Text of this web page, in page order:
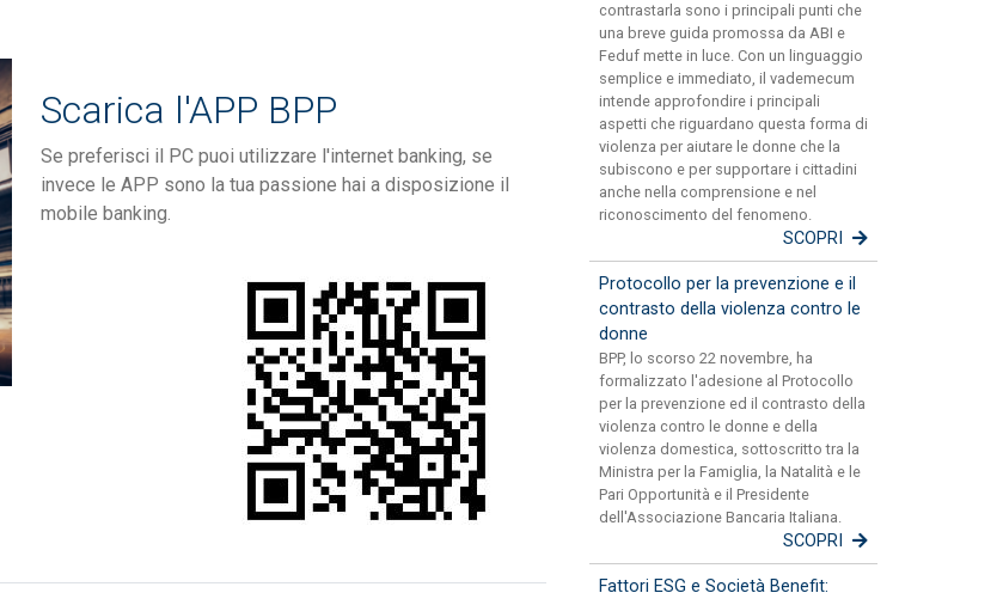
Scarica l'APP BPP
Se preferisci il PC puoi utilizzare l'internet banking, se
invece le APP sono la tua passione hai a disposizione il
mobile banking.
contrastarla sono i principali punti che
una breve guida promossa da ABI e
Feduf mette in luce. Con un linguaggio
semplice e immediato, il vademecum
intende approfondire i principali
aspetti che riguardano questa forma di
violenza per aiutare le donne che la
subiscono e per supportare i cittadini
anche nella comprensione e nel
riconoscimento del fenomeno.
SCOPRI
Protocollo per la prevenzione e il
contrasto della violenza contro le
donne
BPP, lo scorso 22 novembre, ha
formalizzato l'adesione al Protocollo
per la prevenzione ed il contrasto della
violenza contro le donne e della
violenza domestica, sottoscritto tra la
Ministra per la Famiglia, la Natalità e le
Pari Opportunità e il Presidente
dell'Associazione Bancaria Italiana.
SCOPRI
Fattori ESG e Società Benefit: